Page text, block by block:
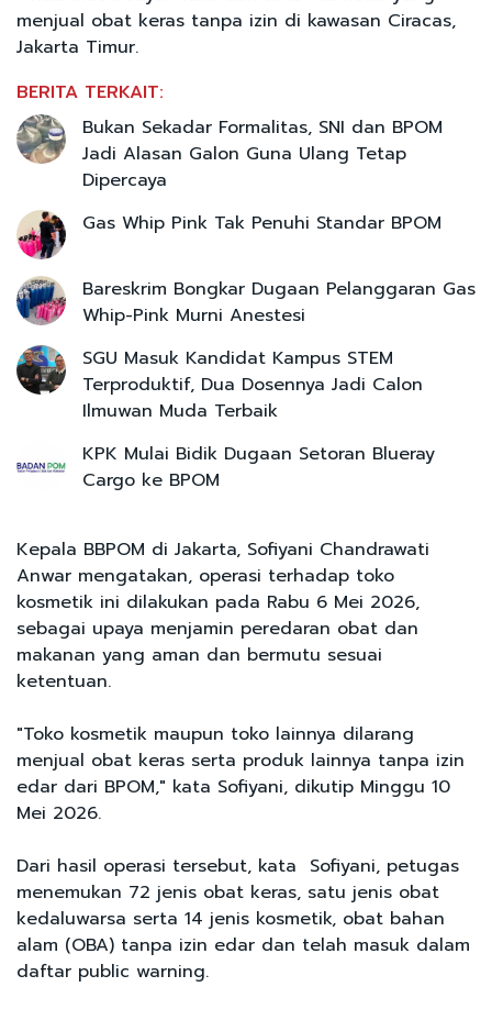
menjual obat keras tanpa izin di kawasan Ciracas,
Jakarta Timur.
BERITA TERKAIT:
Bukan Sekadar Formalitas, SNI dan BPOM
Jadi Alasan Galon Guna Ulang Tetap
Dipercaya
Gas Whip Pink Tak Penuhi Standar BPOM
Bareskrim Bongkar Dugaan Pelanggaran Gas
Whip-Pink Murni Anestesi
SGU Masuk Kandidat Kampus STEM
Terproduktif, Dua Dosennya Jadi Calon
Ilmuwan Muda Terbaik
KPK Mulai Bidik Dugaan Setoran Blueray
Cargo ke BPOM
Kepala BBPOM di Jakarta, Sofiyani Chandrawati
Anwar mengatakan, operasi terhadap toko
kosmetik ini dilakukan pada Rabu 6 Mei 2026,
sebagai upaya menjamin peredaran obat dan
makanan yang aman dan bermutu sesuai
ketentuan.
"Toko kosmetik maupun toko lainnya dilarang
menjual obat keras serta produk lainnya tanpa izin
edar dari BPOM," kata Sofiyani, dikutip Minggu 10
Mei 2026.
Dari hasil operasi tersebut, kata Sofiyani, petugas
menemukan 72 jenis obat keras, satu jenis obat
kedaluwarsa serta 14 jenis kosmetik, obat bahan
alam (OBA) tanpa izin edar dan telah masuk dalam
daftar public warning.